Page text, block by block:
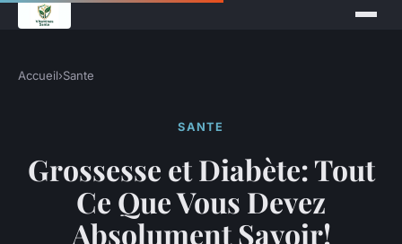
Accueil›Sante
SANTE
Grossesse et Diabète: Tout
Ce Que Vous Devez
Absolument Savoir!